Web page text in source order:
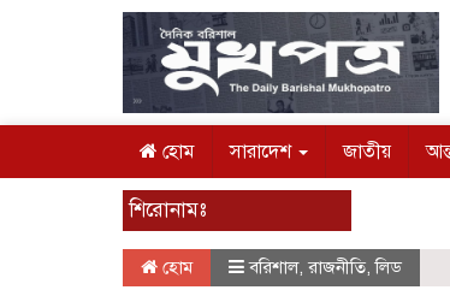
হোম সারাদেশ জাতীয়
শিরোনামঃ
হোম বরিশাল, রাজনীতি,লিড